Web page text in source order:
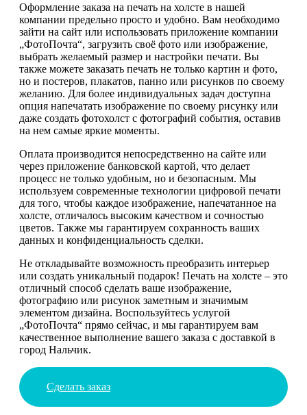
Оформление заказа на печать на холсте в нашей
компании предельно просто и удобно. Вам необходимо
зайти на сайт или использовать приложение компании
„ФотоПочта“, загрузить своё фото или изображение,
выбрать желаемый размер и настройки печати. Вы
также можете заказать печать не только картин и фото,
но и постеров, плакатов, панно или рисунков по своему
желанию. Для более индивидуальных задач доступна
опция напечатать изображение по своему рисунку или
даже создать фотохолст с фотографий события, оставив
на нем самые яркие моменты.
Оплата производится непосредственно на сайте или
через приложение банковской картой, что делает
процесс не только удобным, но и безопасным. Мы
используем современные технологии цифровой печати
для того, чтобы каждое изображение, напечатанное на
холсте, отличалось высоким качеством и сочностью
цветов. Также мы гарантируем сохранность ваших
данных и конфиденциальность сделки.
Не откладывайте возможность преобразить интерьер
или создать уникальный подарок! Печать на холсте – это
отличный способ сделать ваше изображение,
фотографию или рисунок заметным и значимым
элементом дизайна. Воспользуйтесь услугой
„ФотоПочта“ прямо сейчас, и мы гарантируем вам
качественное выполнение вашего заказа с доставкой в
город Нальчик.
Сделать заказ